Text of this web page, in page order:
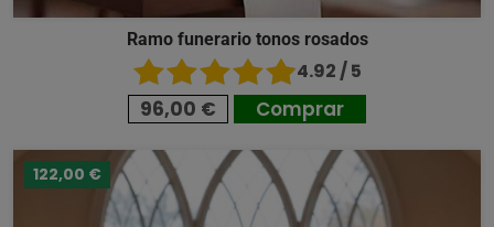
Ramo funerario tonos rosados
4.92 / 5
96,00 € Comprar
122,00 €